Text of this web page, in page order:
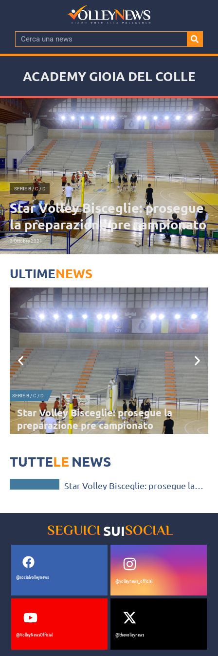
ACADEMY GIOIA DEL COLLE
SERIE B / C / D
Star Volley Bisceglie: prosegue
la preparazione pre campionato
3 Ottobre 2021
ULTIMENEWS
SERIE B / C / D
Star Volley Bisceglie: prosegue la
preparazione pre campionato
TUTTELE NEWS
SERIE B / C / D
Star Volley Bisceglie: prosegue la
SEGUICI SUISOCIAL
@socialvolleynews
@volleynews_official
@VolleyNewsOfficial @thevolleynews